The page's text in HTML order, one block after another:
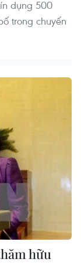
dụng 500
trong chuyến
hữu